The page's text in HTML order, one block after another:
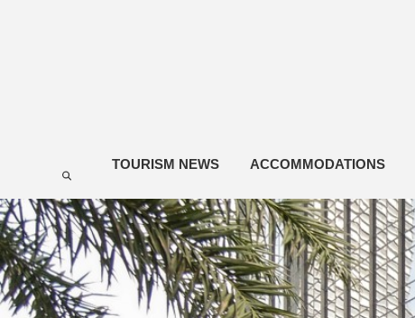
TOURISM NEWS ACCOMMODATIONS